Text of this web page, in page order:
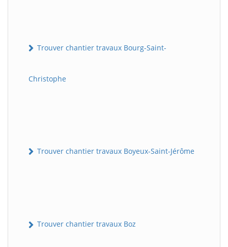
Trouver chantier travaux Bourg-Saint-
Christophe
Trouver chantier travaux Boyeux-Saint-Jérôme
Trouver chantier travaux Boz